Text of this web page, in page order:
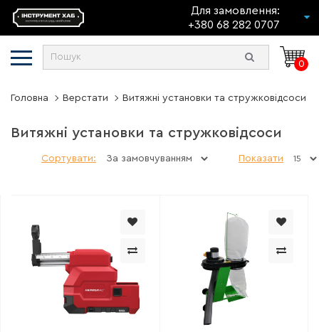
Для замовлення:
+380 68 282 0707
0
Головна Верстати Витяжні установки та стружковідсоси
Витяжні установки та стружковідсоси
Сортувати: Показати